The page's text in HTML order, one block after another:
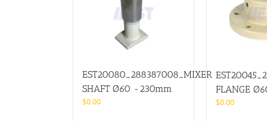
EST20080_288387008_MIXER
SHAFT Ø60 -230mm
$0.00
FLANGE
$0.00